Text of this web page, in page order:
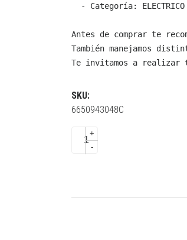
- Categoría:
Antes de comprar te
También manejamos
Te invitamos a realizar
SKU:
6650943048C
+
-